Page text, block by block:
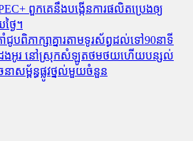
ពួកគេនឹងបង្កើនការផលិតប្រេងឲ្យ
ងៃ។
ពិភាក្សាគ្នារតាមទូរស័ព្ធដល់ទៅ90នាទី
ដងអូរ​ នៅ​ស្រុក​សំឡូត​ថមថយ​ហើយ​បន្សល់​
នាសម្ព័ន្ធ​ផ្លូវថ្នល់​មួយ​ចំនួន